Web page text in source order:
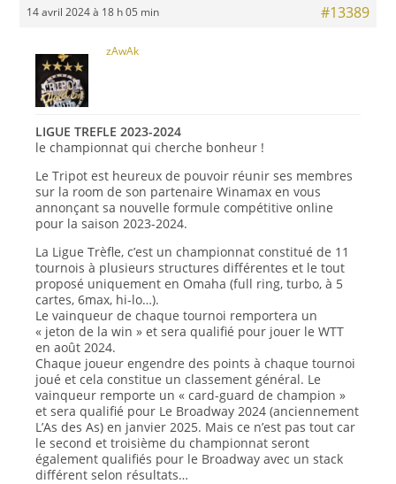
14 avril 2024 à 18 h 05 min #13389
zAwAk
LIGUE TREFLE 2023-2024
le championnat qui cherche bonheur !
Le Tripot est heureux de pouvoir réunir ses membres
sur la room de son partenaire Winamax en vous
annonçant sa nouvelle formule compétitive online
pour la saison 2023-2024.
La Ligue Trèfle, c’est un championnat constitué de 11
tournois à plusieurs structures différentes et le tout
proposé uniquement en Omaha (full ring, turbo, à 5
cartes, 6max, hi-lo…).
Le vainqueur de chaque tournoi remportera un
« jeton de la win » et sera qualifié pour jouer le WTT
en août 2024.
Chaque joueur engendre des points à chaque tournoi
joué et cela constitue un classement général. Le
vainqueur remporte un « card-guard de champion »
et sera qualifié pour Le Broadway 2024 (anciennement
L’As des As) en janvier 2025. Mais ce n’est pas tout car
le second et troisième du championnat seront
également qualifiés pour le Broadway avec un stack
différent selon résultats…